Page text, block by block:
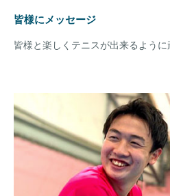
皆様にメッセージ
皆様と楽しくテニスが出来るように